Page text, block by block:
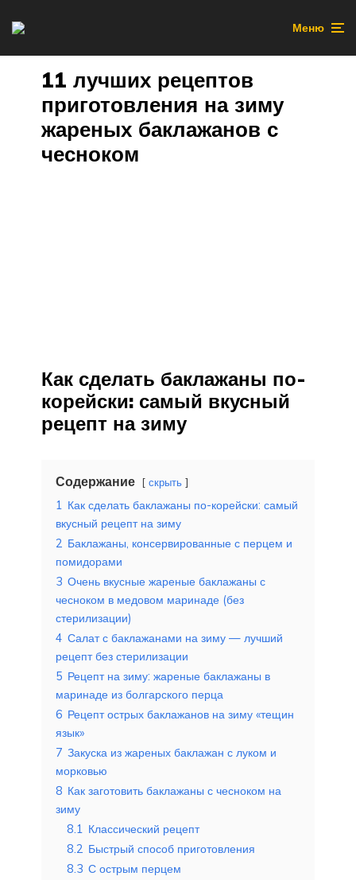
Меню
11 лучших рецептов
приготовления на зиму
жареных баклажанов с
чесноком
Как сделать баклажаны по-
корейски: самый вкусный
рецепт на зиму
Содержание скрыть
1 Как сделать баклажаны по-корейски: самый
вкусный рецепт на зиму
2 Баклажаны, консервированные с перцем и
помидорами
3 Очень вкусные жареные баклажаны с
чесноком в медовом маринаде (без
стерилизации)
4 Салат с баклажанами на зиму — лучший
рецепт без стерилизации
5 Рецепт на зиму: жареные баклажаны в
маринаде из болгарского перца
6 Рецепт острых баклажанов на зиму «тещин
язык»
7 Закуска из жареных баклажан с луком и
морковью
8 Как заготовить баклажаны с чесноком на
зиму
8.1 Классический рецепт
8.2 Быстрый способ приготовления
8.3 С острым перцем